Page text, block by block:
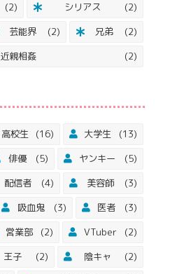
(2) シリアス
(2)
芸能界 (2) 兄弟
(2)
近親相姦
(2)
高校生 (16) 大学生
(13)
俳優 (5) ヤンキー
(5)
配信者 (4) 美容師
(3)
吸血鬼 (3) 医者
(3)
営業部 (2) VTuber
(2)
王子 (2) 陰キャ
(2)